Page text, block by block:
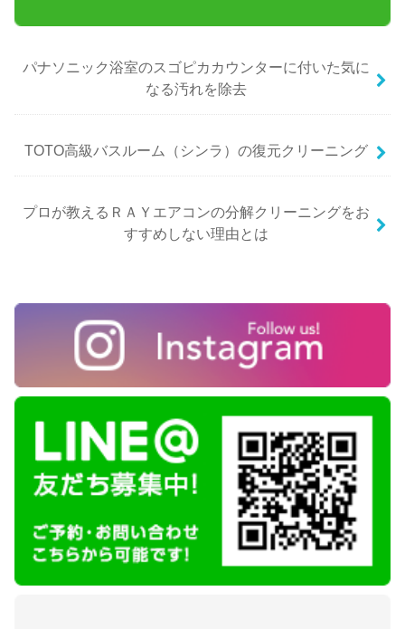
パナソニック浴室のスゴピカカウンターに付いた気に
なる汚れを除去
TOTO高級バスルーム（シンラ）の復元クリーニング
プロが教えるＲＡＹエアコンの分解クリーニングをお
すすめしない理由とは